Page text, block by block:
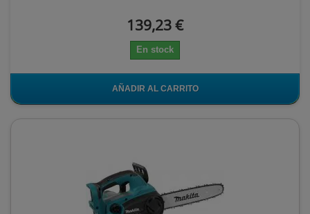
139,23 €
En stock
AÑADIR AL CARRITO